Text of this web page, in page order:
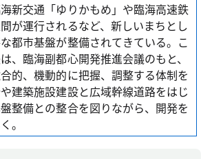
新交通「ゆりかもめ」や臨海高速鉄
が運行されるなど、新しいまちとし
都市基盤が整備されてきている。こ
、臨海副都心開発推進会議のもと、
的、機動的に把握、調整する体制を
建築施設建設と広域幹線道路をはじ
整備との整合を図りながら、開発を
。